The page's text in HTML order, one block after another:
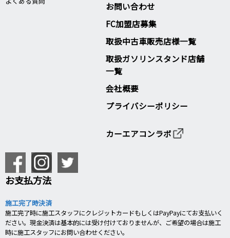
お問い合わせ
FC加盟店募集
取扱中古車販売店様一覧
取扱ガソリンスタンド店舗
一覧
会社概要
プライバシーポリシー
カーエアコンラボ
お支払方法
施工完了時決済
施工完了時に施工スタッフにクレジットカードもしくはPayPayにてお支払いく
ださい。現金決済は基本的には受け付けておりませんが、ご希望の場合は施工
時に施工スタッフにお問い合わせください。